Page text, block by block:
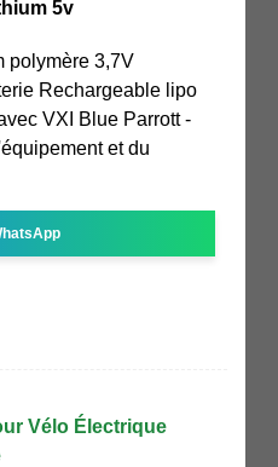
5v
polymère 3,7V
Rechargeable lipo
VXI Blue Parrott -
et du
Vélo Électrique